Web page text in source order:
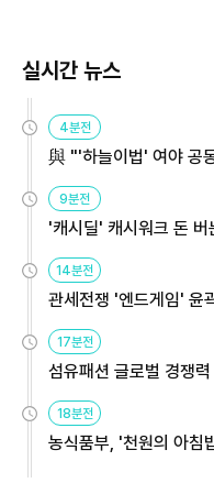
실시간 뉴스
4분전
與 "'하늘이법' 여야 공
9분전
'캐시딜' 캐시워크 돈 버
14분전
관세전쟁 '엔드게임' 윤
17분전
섬유패션 글로벌 경쟁
18분전
농식품부, '천원의 아